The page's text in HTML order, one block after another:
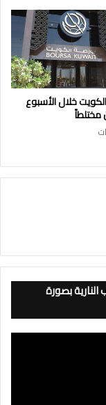
خلال الأسبوع
بصورة